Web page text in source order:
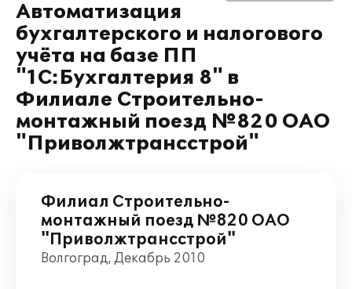
Автоматизация
бухгалтерского и налогового
учёта на базе ПП
"1С:Бухгалтерия 8" в
Филиале Строительно-
монтажный поезд №820 ОАО
"Приволжтрансстрой"
Филиал Строительно-
монтажный поезд №820 ОАО
"Приволжтрансстрой"
Волгоград, Декабрь 2010